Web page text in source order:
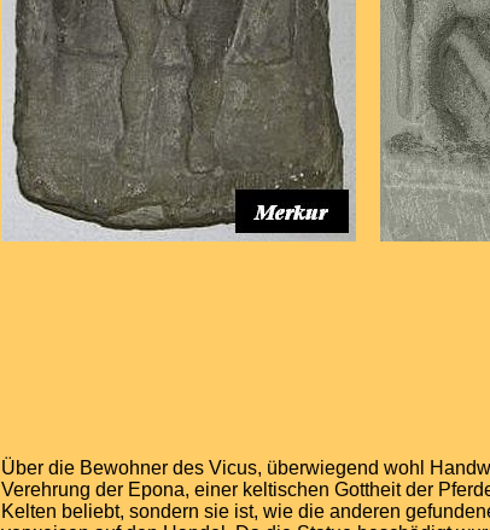
Über die Bewohner des Vicus, überwiegend wohl
Verehrung der Epona, einer keltischen Gottheit der
Kelten beliebt, sondern sie ist, wie die anderen